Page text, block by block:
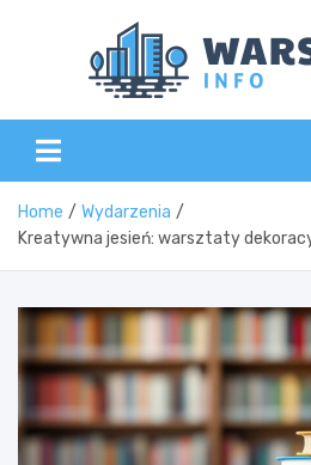
Home
Wydarzenia
Kreatywna jesień: warsztaty